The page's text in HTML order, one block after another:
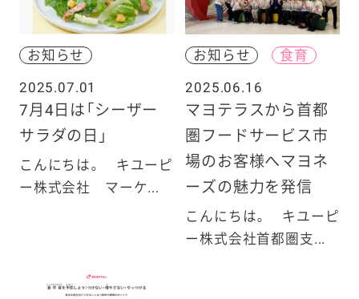
お知らせ
2025.07.01
7月4日は「シーザー
サラダの日」
こんにちは。 キユーピ
ー株式会社 マーケ...
お知らせ
食育
2025.06.16
マヨテラスから首都
圏フードサービス市
場のお客様へマヨネ
ーズの魅力を発信
こんにちは。 キユーピ
ー株式会社首都圏支...